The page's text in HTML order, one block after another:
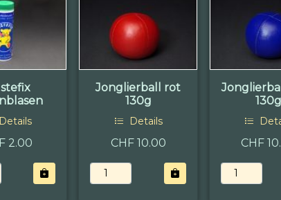
Details
2.00
Jonglierball rot
130g
Details
CHF 10.00
130g
CHF